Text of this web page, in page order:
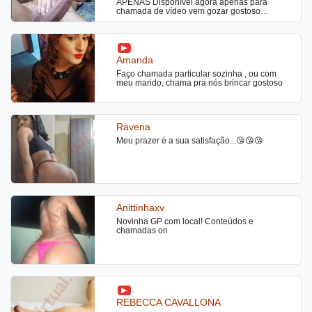
APENAS Disponível agora apenas para
chamada de vídeo vem gozar gostoso
comigo,ativa e passiva na medida certa uso
Amanda
Faço chamada particular sozinha , ou com
meu marido, chama pra nós brincar gostoso
Ravena
Meu prazer é a sua satisfação...😘😘😘
Anittinhaxv
Novinha GP com local! Conteúdos e
chamadas on
REBECCA CAVALLONA